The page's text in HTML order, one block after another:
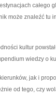
całego
może znaleźć tu
kultur
wiedzy o
jak i
od tego, czy